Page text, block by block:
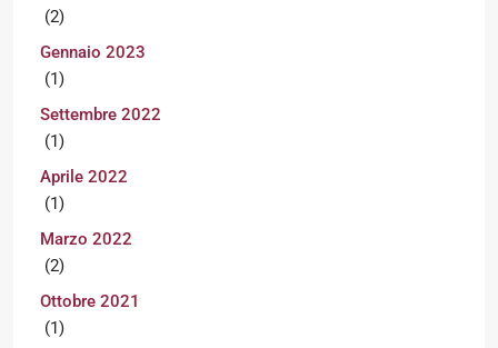
(2)
Gennaio 2023
(1)
Settembre 2022
(1)
Aprile 2022
(1)
Marzo 2022
(2)
Ottobre 2021
(1)